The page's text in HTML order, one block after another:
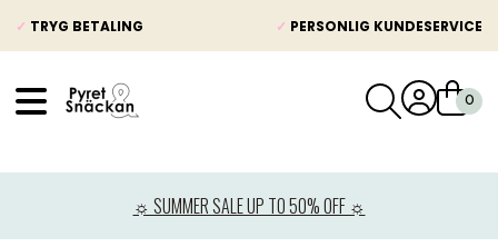
✓ TRYG BETALING ✓ PERSONLIG KUNDESERVICE
☼ SUMMER SALE UP TO 50% OFF ☼
Barnevogne